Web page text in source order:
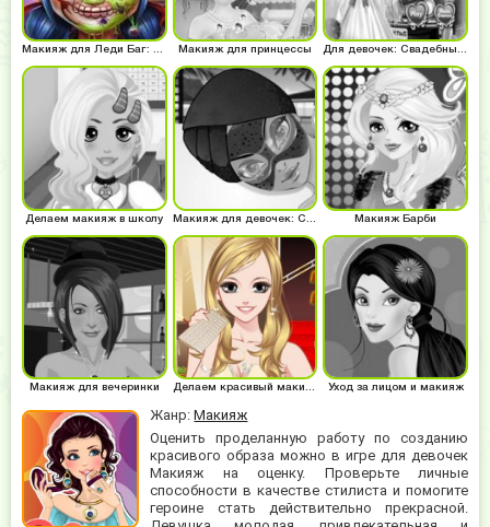
Жанр:Макияж
Оценить проделанную работу по созданию
красивого образа можно в игре для девочек
Макияж на оценку. Проверьте личные
способности в качестве стилиста и помогите
героине стать действительно прекрасной.
Макияж для Леди Баг: Готовимся к Хэллоуину Макияж для принцессы Для девочек: Свадебный макияж
Делаем макияж в школу Макияж Барби
Макияж для вечеринки Делаем красивый макияж Уход за лицом и макияж